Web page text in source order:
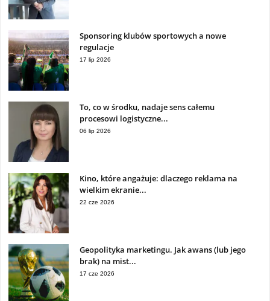
Sponsoring klubów sportowych a nowe
regulacje
17 lip 2026
To, co w środku, nadaje sens całemu
procesowi logistyczne...
06 lip 2026
Kino, które angażuje: dlaczego reklama na
wielkim ekranie...
22 cze 2026
Geopolityka marketingu. Jak awans (lub jego
brak) na mist...
17 cze 2026